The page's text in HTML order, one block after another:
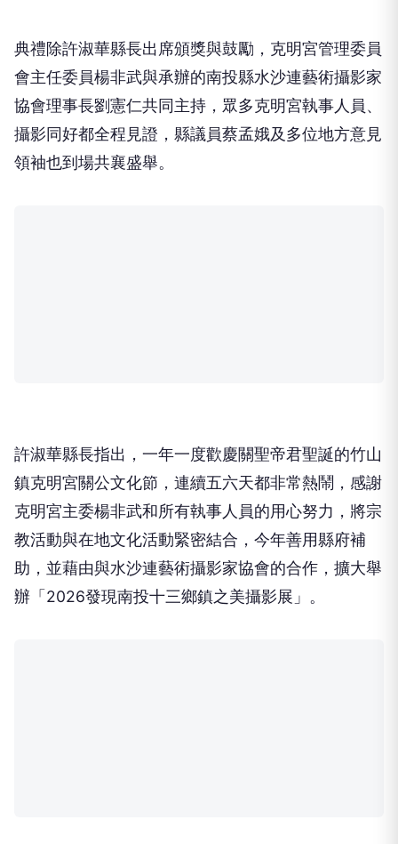
典禮除許淑華縣長出席頒獎與鼓勵，克明宮管理委員
會主任委員楊非武與承辦的南投縣水沙連藝術攝影家
協會理事長劉憲仁共同主持，眾多克明宮執事人員、
攝影同好都全程見證，縣議員蔡孟娥及多位地方意見
領袖也到場共襄盛舉。
許淑華縣長指出，一年一度歡慶關聖帝君聖誕的竹山
鎮克明宮關公文化節，連續五六天都非常熱鬧，感謝
克明宮主委楊非武和所有執事人員的用心努力，將宗
教活動與在地文化活動緊密結合，今年善用縣府補
助，並藉由與水沙連藝術攝影家協會的合作，擴大舉
辦「 2026發現南投十三鄉鎮之美攝影展」。